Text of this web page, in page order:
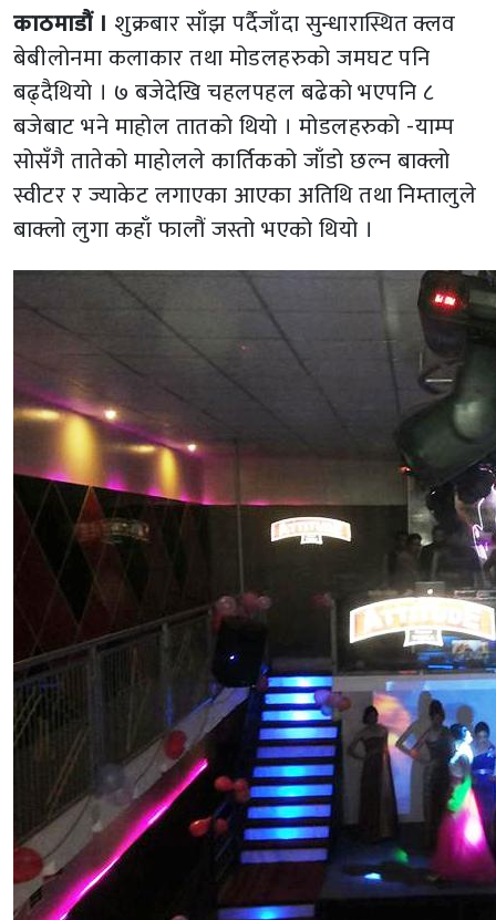
काठमाडौं । शुक्रबार साँझ पर्दैजाँदा सुन्धारास्थित क्लव
बेबीलोनमा कलाकार तथा मोडलहरुको जमघट पनि
बढ्दैथियो । ७ बजेदेखि चहलपहल बढेको भएपनि ८
बजेबाट भने माहोल तातको थियो । मोडलहरुको -याम्प
सोसँगै तातेको माहोलले कार्तिकको जाँडो छल्न बाक्लो
स्वीटर र ज्याकेट लगाएका आएका अतिथि तथा निम्तालुले
बाक्लो लुगा कहाँ फालौं जस्तो भएको थियो ।